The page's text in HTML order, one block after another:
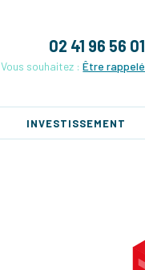
02 41 96 56 01
Vous souhaitez :Être rappelé
INVESTISSEMENT